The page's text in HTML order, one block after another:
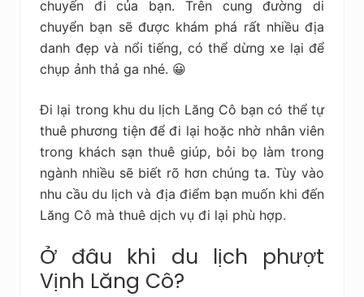
chuyến đi của bạn. Trên cung đường di
chuyển bạn sẽ được khám phá rất nhiều địa
danh đẹp và nổi tiếng, có thể dừng xe lại để
chụp ảnh thả ga nhé. 😀
Đi lại trong khu du lịch Lăng Cô bạn có thể tự
thuê phương tiện để đi lại hoặc nhờ nhân viên
trong khách sạn thuê giúp, bỏi bọ làm trong
ngành nhiều sẽ biết rõ hơn chúng ta. Tùy vào
nhu cầu du lịch và địa điểm bạn muốn khi đến
Lăng Cô mà thuê dịch vụ đi lại phù hợp.
Ở đâu khi du lịch phượt
Vịnh Lăng Cô?